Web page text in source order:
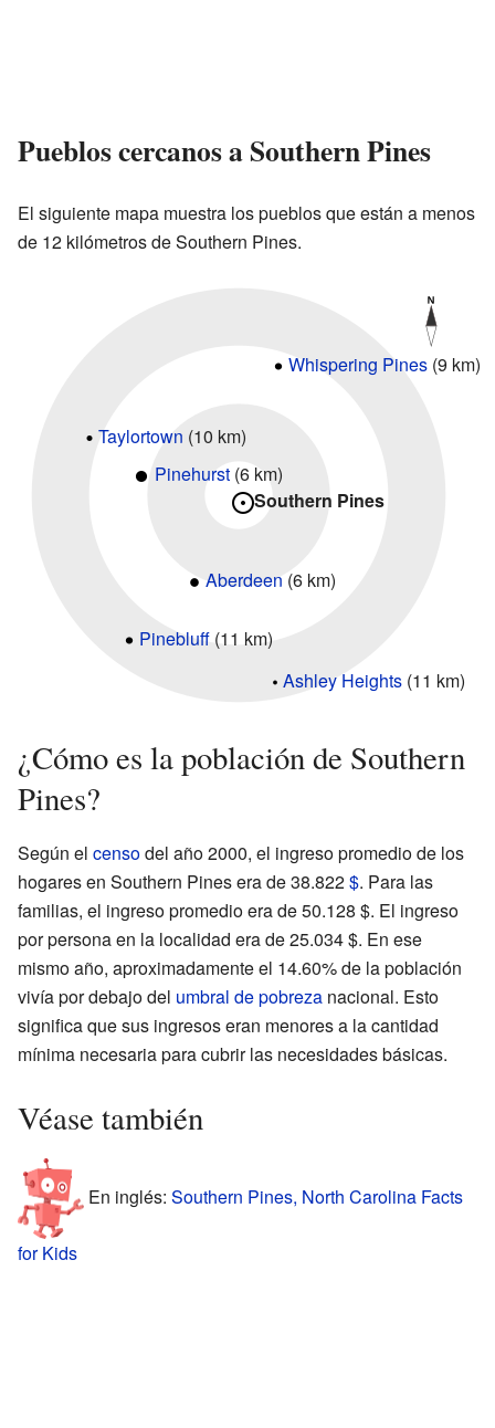
Pueblos cercanos a Southern Pines
El siguiente mapa muestra los pueblos que están a menos
de 12 kilómetros de Southern Pines.
Southern Pines
Aberdeen (6 km)
Ashley Heights(11 km)
Pinebluff(11 km)
Pinehurst (6 km)
Taylortown (10 km)
Whispering Pines (9 km)
¿Cómo es la población de Southern
Pines?
Según el censodel año 2000, el ingreso promedio de los
hogares en Southern Pines era de 38.822$. Para las
familias, el ingreso promedio era de 50.128 $. El ingreso
por persona en la localidad era de 25.034 $. En ese
mismo año, aproximadamente el 14.60% de la población
vivía por debajo del umbral de pobreza nacional. Esto
significa que sus ingresos eran menores a la cantidad
mínima necesaria para cubrir las necesidades básicas.
Véase también
En inglés: Southern Pines, North Carolina Facts
for Kids